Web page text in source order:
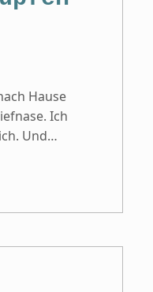
Hause
Ich
Und…